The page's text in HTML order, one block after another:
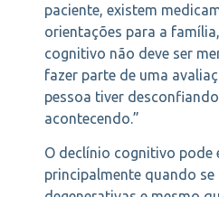
paciente, existem
orientações para a
cognitivo não deve ser
fazer parte de uma
pessoa tiver
acontecendo.”
O declínio cognitivo pode
principalmente quando